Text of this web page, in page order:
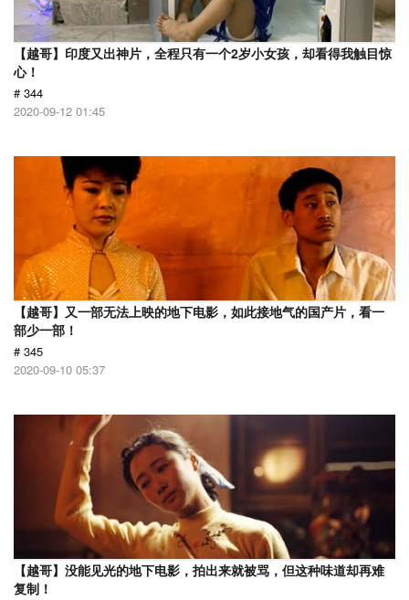
【越哥】印度又出神片，全程只有一个2岁小女孩，却看得我触目惊
心！
# 344
2020-09-12 01:45
【越哥】又一部无法上映的地下电影，如此接地气的国产片，看一
部少一部！
# 345
2020-09-10 05:37
【越哥】没能见光的地下电影，拍出来就被骂，但这种味道却再难
复制！